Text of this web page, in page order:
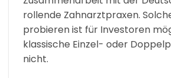
rollende Zahnarztpraxen.
probieren ist für Investoren
klassische Einzel- oder
nicht.